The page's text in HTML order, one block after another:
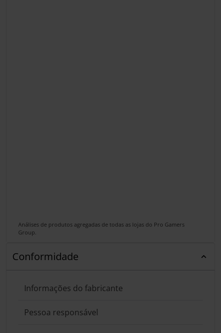
Análises de produtos agregadas de todas as lojas do Pro Gamers
Group.
Conformidade
Informações do fabricante
Pessoa responsável